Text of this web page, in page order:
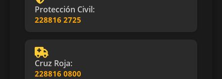
Protección Civil:
228816 2725
Cruz Roja:
228816 0800